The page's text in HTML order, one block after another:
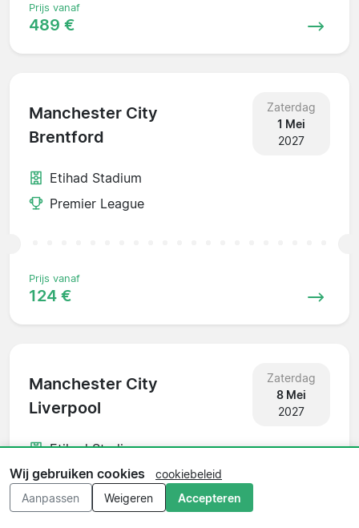
Prijs vanaf
489 €
Manchester City
Brentford
Zaterdag
1 Mei
2027
Etihad Stadium
Premier League
Prijs vanaf
124 €
Manchester City
Liverpool
Zaterdag
8 Mei
2027
Etihad Stadium
Premier League
Wij gebruiken cookies
cookiebeleid
Aanpassen
Weigeren Accepteren